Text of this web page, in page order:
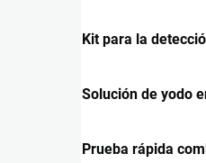
Kit para la
Solución de yodo
Prueba rápida